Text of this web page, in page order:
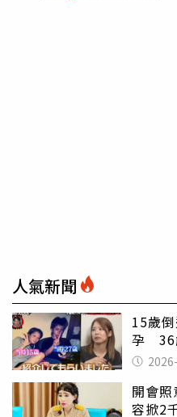
人氣新聞
15歲
孕 36
開會
容掀2